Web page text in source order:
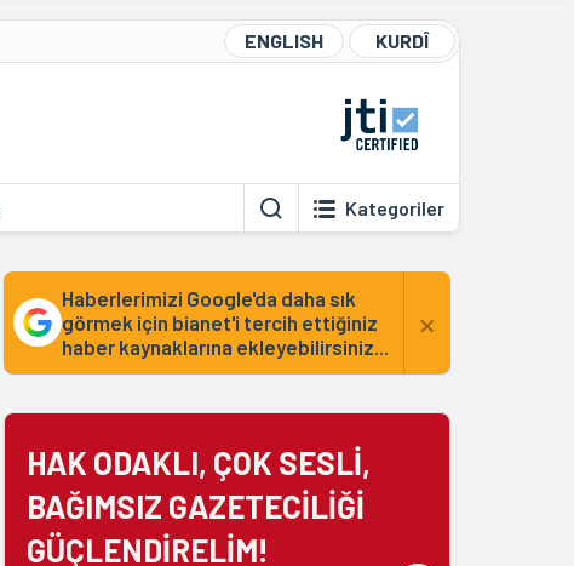
ENGLISH KURDÎ
Kategoriler
Haberlerimizi Google'da daha sık
görmek için bianet'i tercih ettiğiniz
haber kaynaklarına ekleyebilirsiniz...
×
HAK ODAKLI, ÇOK SESLİ,
BAĞIMSIZ GAZETECİLİĞİ
GÜÇLENDİRELİM!